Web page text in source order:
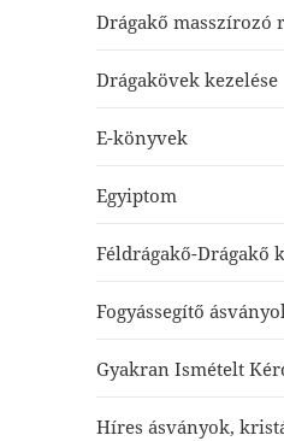
Drágakő masszírozó
Drágakövek kezelése
E-könyvek
Egyiptom
Féldrágakő-Drágakő
Fogyássegítő
Gyakran Ismételt
Híres ásványok,